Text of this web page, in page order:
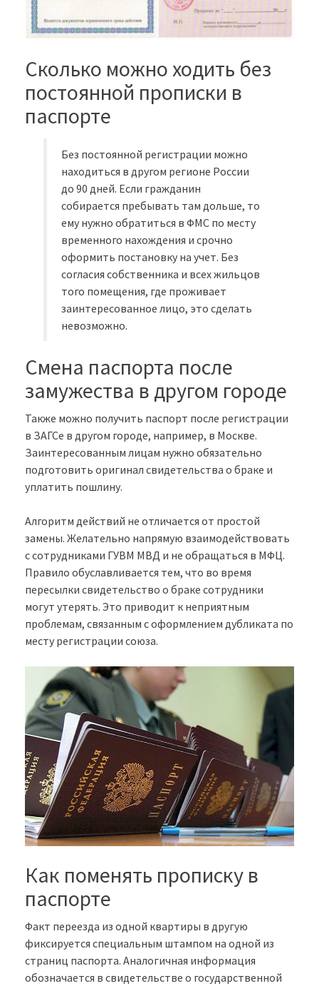
Сколько можно ходить без
постоянной прописки в
паспорте
Без постоянной регистрации можно
находиться в другом регионе России
до 90 дней. Если гражданин
собирается пребывать там дольше, то
ему нужно обратиться в ФМС по месту
временного нахождения и срочно
оформить постановку на учет. Без
согласия собственника и всех жильцов
того помещения, где проживает
заинтересованное лицо, это сделать
невозможно.
Смена паспорта после
замужества в другом городе
Также можно получить паспорт после регистрации
в ЗАГСе в другом городе, например, в Москве.
Заинтересованным лицам нужно обязательно
подготовить оригинал свидетельства о браке и
уплатить пошлину.
Алгоритм действий не отличается от простой
замены. Желательно напрямую взаимодействовать
с сотрудниками ГУВМ МВД и не обращаться в МФЦ.
Правило обуславливается тем, что во время
пересылки свидетельство о браке сотрудники
могут утерять. Это приводит к неприятным
проблемам, связанным с оформлением дубликата по
месту регистрации союза.
Как поменять прописку в
паспорте
Факт переезда из одной квартиры в другую
фиксируется специальным штампом на одной из
страниц паспорта. Аналогичная информация
обозначается в свидетельстве о государственной